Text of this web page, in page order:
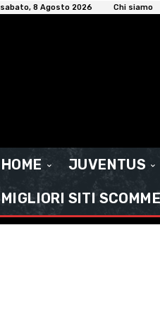
sabato, 8 Agosto 2026 Chi siamo
HOME JUVENTUS
MIGLIORI SITI